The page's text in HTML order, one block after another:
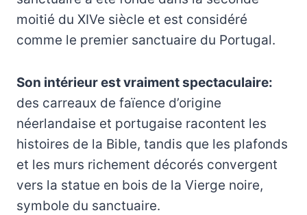
moitié du XIVe siècle et est considéré
comme le premier sanctuaire du Portugal.
Son intérieur est vraiment spectaculaire:
des carreaux de faïence d’origine
néerlandaise et portugaise racontent les
histoires de la Bible, tandis que les plafonds
et les murs richement décorés convergent
vers la statue en bois de la Vierge noire,
symbole du sanctuaire.